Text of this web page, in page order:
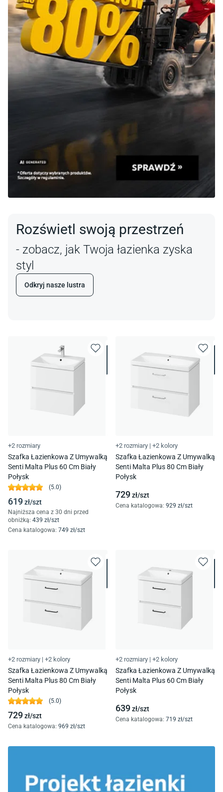
Rozświetl swoją przestrzeń
- zobacz, jak Twoja łazienka zyska
styl
Odkryj nasze lustra
+2 rozmiary
Szafka Łazienkowa Z Umywalką
Senti Malta Plus 60 Cm Biały
Połysk
(5.0)
619zł/szt
Najniższa cena z 30 dni przed
obniżką: 439 zł/szt
Cena katalogowa: 749 zł/szt
+2 rozmiary | +2 kolory
Szafka Łazienkowa Z Umywalką
Senti Malta Plus 80 Cm Biały
Połysk
729zł/szt
Cena katalogowa: 929 zł/szt
+2 rozmiary | +2 kolory
Szafka Łazienkowa Z Umywalką
Senti Malta Plus 80 Cm Biały
Połysk
(5.0)
729zł/szt
Cena katalogowa: 969 zł/szt
+2 rozmiary | +2 kolory
Szafka Łazienkowa Z Umywalką
Senti Malta Plus 60 Cm Biały
Połysk
639zł/szt
Cena katalogowa: 719 zł/szt